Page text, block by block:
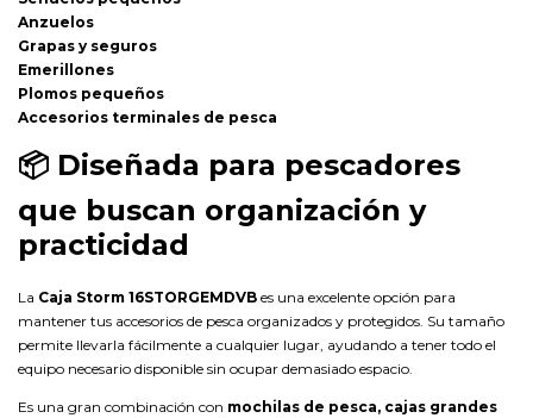
Anzuelos
Grapas y seguros
Emerillones
Plomos pequeños
Accesorios terminales de pesca
📦 Diseñada para pescadores
que buscan organización y
practicidad
La Caja Storm 16STORGEMDVB es una excelente opción para
mantener tus accesorios de pesca organizados y protegidos. Su tamaño
permite llevarla fácilmente a cualquier lugar, ayudando a tener todo el
equipo necesario disponible sin ocupar demasiado espacio.
Es una gran combinación con mochilas de pesca, cajas grandes